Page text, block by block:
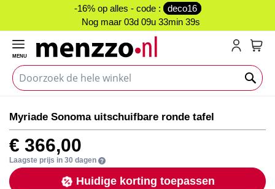
-16% op alles - code :
deco16
Nog maar 03d 09u 33min 39s
MENU
naar
het
einde
van
de
afbeeldingen-
naar
het
begin
van
de
afbeeldingen-
Myriade Sonoma uitschuifbare ronde tafel
€ 366,00
Laagste prijs in 30 dagen
Huidige korting toepassen